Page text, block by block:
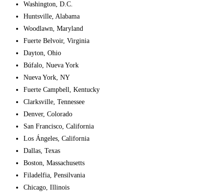
Washington, D.C.
Huntsville, Alabama
Woodlawn, Maryland
Fuerte Belvoir, Virginia
Dayton, Ohio
Búfalo, Nueva York
Nueva York, NY
Fuerte Campbell, Kentucky
Clarksville, Tennessee
Denver, Colorado
San Francisco, California
Los Ángeles, California
Dallas, Texas
Boston, Massachusetts
Filadelfia, Pensilvania
Chicago, Illinois